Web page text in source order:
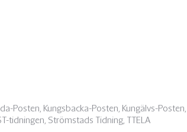
Posten, Kungsbacka-Posten, Kungälvs-Posten,
tidningen, Strömstads Tidning, TTELA